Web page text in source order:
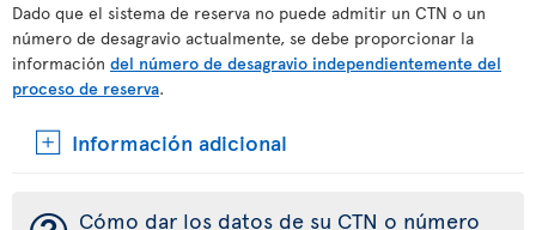
Dado que el sistema de reserva no puede admitir un CTN o un
número de desagravio actualmente, se debe proporcionar la
información del número de desagravio independientemente del
proceso de reserva.
Información adicional
Cómo dar los datos de su CTN o número